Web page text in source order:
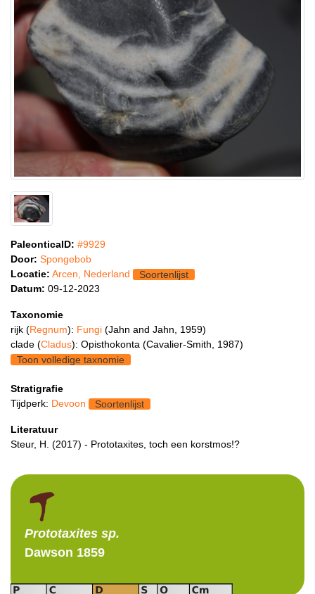
PaleonticaID: #9929
Door: Spongebob
Locatie: Arcen, Nederland
Soortenlijst
Datum: 09-12-2023
Taxonomie
rijk (Regnum): Fungi (Jahn and Jahn, 1959)
clade (Cladus): Opisthokonta (Cavalier-Smith, 1987)
Toon volledige taxnomie
Stratigrafie
Tijdperk: Devoon Soortenlijst
Literatuur
Steur, H. (2017) - Prototaxites, toch een korstmos!?
Prototaxites sp.
Dawson 1859